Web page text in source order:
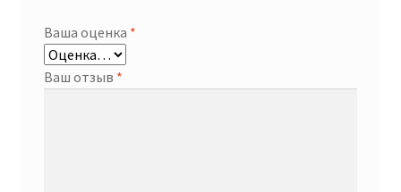
Ваша оценка *
Ваш отзыв *